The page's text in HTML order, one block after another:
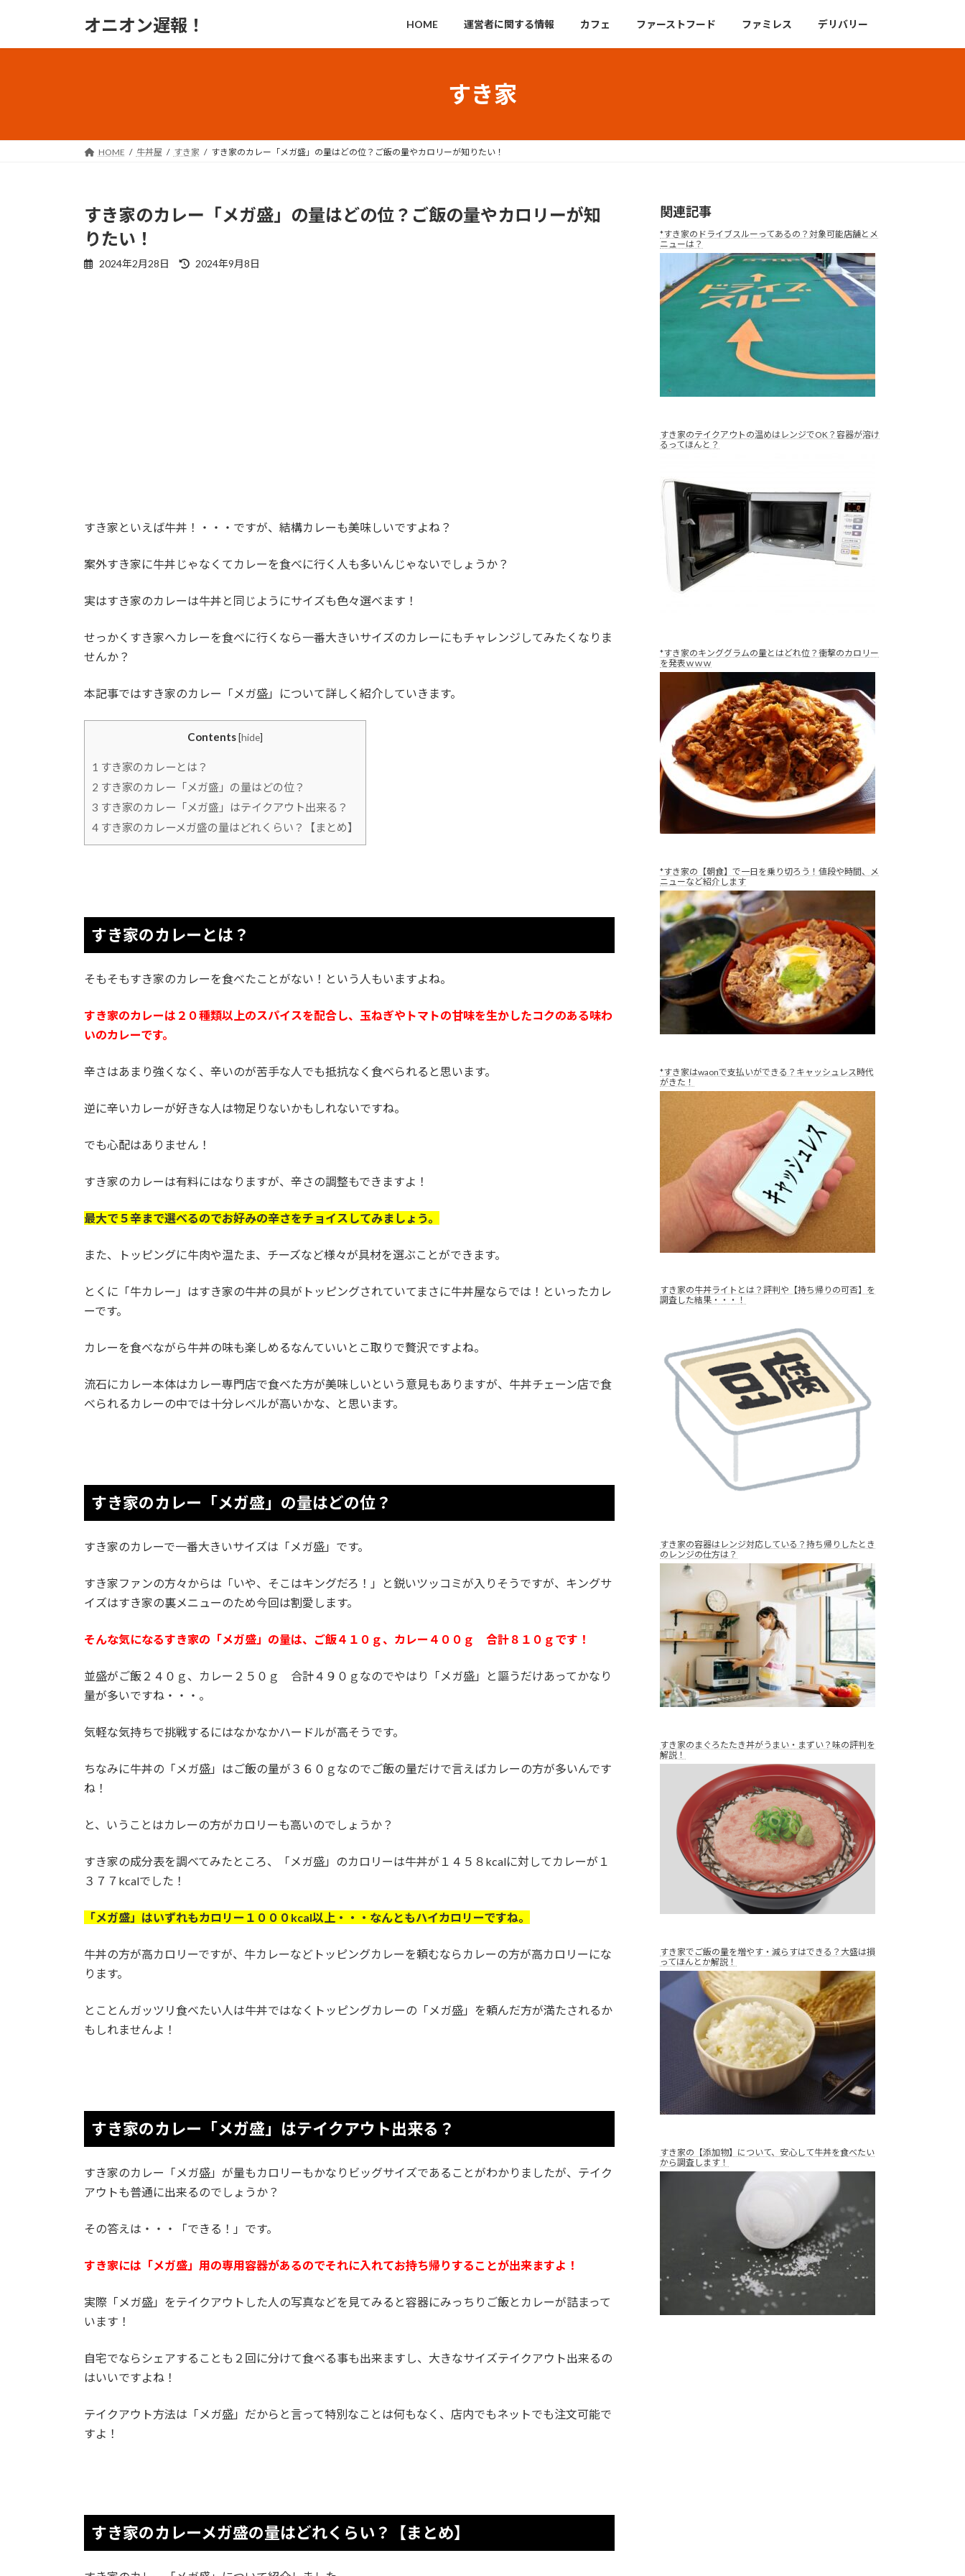
オニオン遅報！ HOME 運営者に関する情報 カフェ ファーストフード ファミレス デリバリー
すき家
HOME 牛丼屋 すき家 すき家のカレー「メガ盛」の量はどの位？ご飯の量やカロリーが知りたい！
すき家のカレー「メガ盛」の量はどの位？ご飯の量やカロリーが知
りたい！
2024年2月28日
最
2024年9月8日
すき家といえば牛丼！・・・ですが、結構カレーも美味しいですよね？
案外すき家に牛丼じゃなくてカレーを食べに行く人も多いんじゃないでしょうか？
実はすき家のカレーは牛丼と同じようにサイズも色々選べます！
せっかくすき家へカレーを食べに行くなら一番大きいサイズのカレーにもチャレンジしてみたくなりま
せんか？
本記事ではすき家のカレー「メガ盛」について詳しく紹介していきます。
Contents[hide]
1 すき家のカレーとは？
2 すき家のカレー「メガ盛」の量はどの位？
3 すき家のカレー「メガ盛」はテイクアウト出来る？
4 すき家のカレーメガ盛の量はどれくらい？【まとめ】
すき家のカレーとは？
そもそもすき家のカレーを食べたことがない！という人もいますよね。
すき家のカレーは２０種類以上のスパイスを配合し、玉ねぎやトマトの甘味を生かしたコクのある味わ
いのカレーです。
辛さはあまり強くなく、辛いのが苦手な人でも抵抗なく食べられると思います。
逆に辛いカレーが好きな人は物足りないかもしれないですね。
でも心配はありません！
すき家のカレーは有料にはなりますが、辛さの調整もできますよ！
最大で５辛まで選べるのでお好みの辛さをチョイスしてみましょう。
また、トッピングに牛肉や温たま、チーズなど様々が具材を選ぶことができます。
とくに「牛カレー」はすき家の牛丼の具がトッピングされていてまさに牛丼屋ならでは！といったカレ
ーです。
カレーを食べながら牛丼の味も楽しめるなんていいとこ取りで贅沢ですよね。
流石にカレー本体はカレー専門店で食べた方が美味しいという意見もありますが、牛丼チェーン店で食
べられるカレーの中では十分レベルが高いかな、と思います。
すき家のカレー「メガ盛」の量はどの位？
すき家のカレーで一番大きいサイズは「メガ盛」です。
すき家ファンの方々からは「いや、そこはキングだろ！」と鋭いツッコミが入りそうですが、キングサ
イズはすき家の裏メニューのため今回は割愛します。
そんな気になるすき家の「メガ盛」の量は、ご飯４１０ｇ、カレー４００ｇ 合計８１０ｇです！
並盛がご飯２４０ｇ、カレー２５０ｇ 合計４９０ｇなのでやはり「メガ盛」と謳うだけあってかなり
量が多いですね・・・。
気軽な気持ちで挑戦するにはなかなかハードルが高そうです。
ちなみに牛丼の「メガ盛」はご飯の量が３６０ｇなのでご飯の量だけで言えばカレーの方が多いんです
ね！
と、いうことはカレーの方がカロリーも高いのでしょうか？
すき家の成分表を調べてみたところ、「メガ盛」のカロリーは牛丼が１４５８kcalに対してカレーが１
３７７kcalでした！
「メガ盛」はいずれもカロリー１０００kcal以上・・・なんともハイカロリーですね。
牛丼の方が高カロリーですが、牛カレーなどトッピングカレーを頼むならカレーの方が高カロリーにな
ります。
とことんガッツリ食べたい人は牛丼ではなくトッピングカレーの「メガ盛」を頼んだ方が満たされるか
もしれませんよ！
すき家のカレー「メガ盛」はテイクアウト出来る？
すき家のカレー「メガ盛」が量もカロリーもかなりビッグサイズであることがわかりましたが、テイク
アウトも普通に出来るのでしょうか？
その答えは・・・「できる！」です。
すき家には「メガ盛」用の専用容器があるのでそれに入れてお持ち帰りすることが出来ますよ！
実際「メガ盛」をテイクアウトした人の写真などを見てみると容器にみっちりご飯とカレーが詰まって
います！
自宅でならシェアすることも２回に分けて食べる事も出来ますし、大きなサイズテイクアウト出来るの
はいいですよね！
テイクアウト方法は「メガ盛」だからと言って特別なことは何もなく、店内でもネットでも注文可能で
すよ！
すき家のカレーメガ盛の量はどれくらい？【まとめ】
関連記事
*すき家のドライブスルーってあるの？対象可能店舗とメ
ニューは？
すき家のテイクアウトの温めはレンジでOK？容器が溶け
るってほんと？
*すき家のキンググラムの量とはどれ位？衝撃のカロリー
を発表ｗｗｗ
*すき家の【朝食】で一日を乗り切ろう！値段や時間、メ
ニューなど紹介します
*すき家はwaonで支払いができる？キャッシュレス時代
がきた！
すき家の牛丼ライトとは？評判や【持ち帰りの可否】を
調査した結果・・・！
すき家の容器はレンジ対応している？持ち帰りしたとき
のレンジの仕方は？
すき家のまぐろたたき丼がうまい・まずい？味の評判を
解説！
すき家でご飯の量を増やす・減らすはできる？大盛は損
ってほんとか解説！
すき家の【添加物】について、安心して牛丼を食べたい
から調査します！